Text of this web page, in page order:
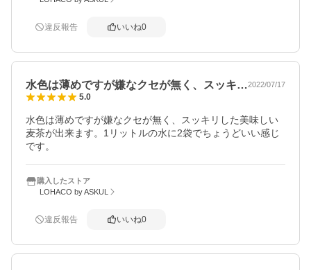
違反報告 いいね0
水色は薄めですが嫌なクセが無く、スッキ…2022/07/17
5.0
水色は薄めですが嫌なクセが無く、スッキリした美味しい
麦茶が出来ます。1リットルの水に2袋でちょうどいい感じ
です。
購入したストア
LOHACO by ASKUL
違反報告 いいね0